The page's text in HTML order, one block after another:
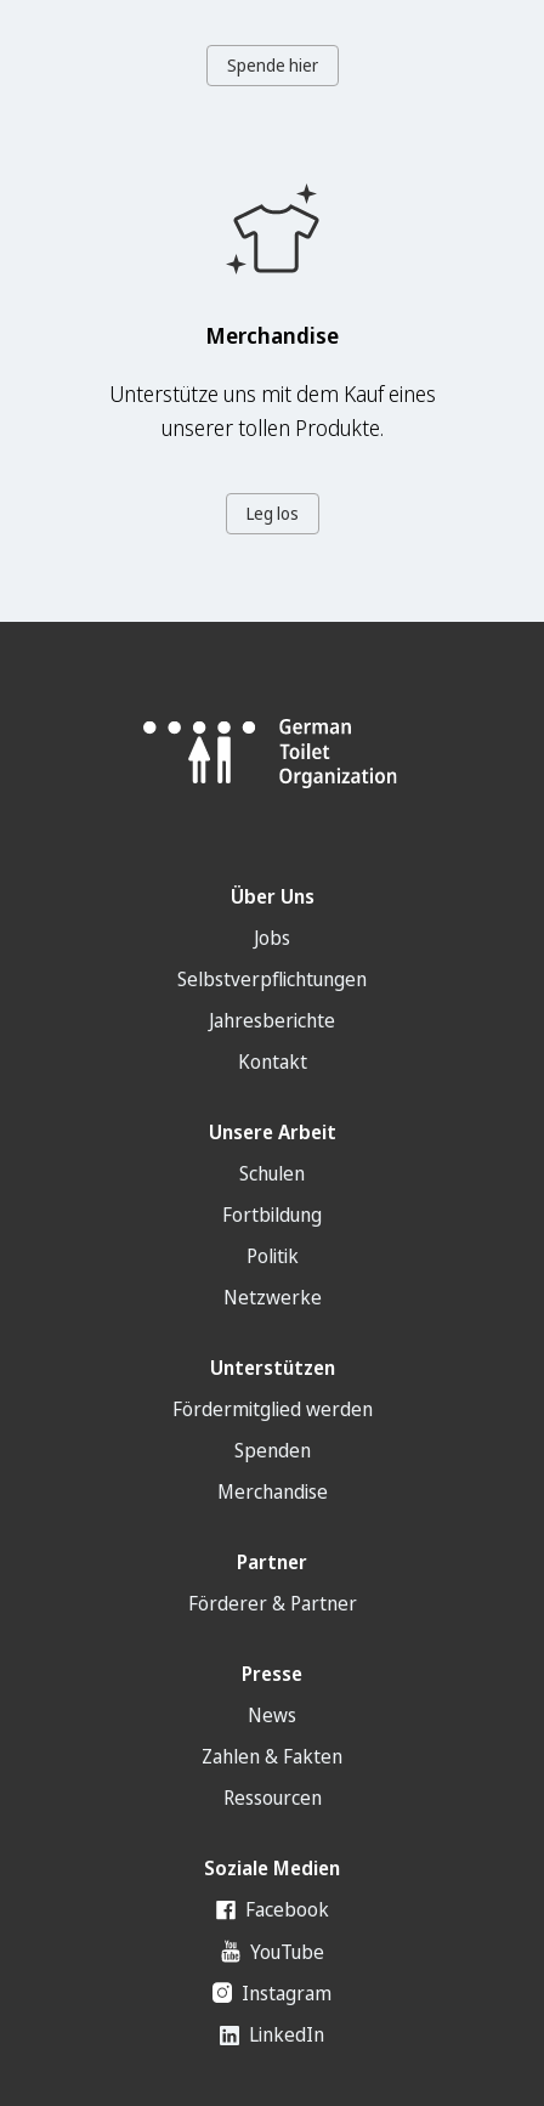
Spende hier
Merchandise
Unterstütze uns mit dem Kauf eines
unserer tollen Produkte.
Leg los
Über Uns
Jobs
Selbstverpflichtungen
Jahresberichte
Kontakt
Unsere Arbeit
Schulen
Fortbildung
Politik
Netzwerke
Unterstützen
Fördermitglied werden
Spenden
Merchandise
Partner
Förderer & Partner
Presse
News
Zahlen & Fakten
Ressourcen
Soziale Medien
Facebook
YouTube
Instagram
LinkedIn